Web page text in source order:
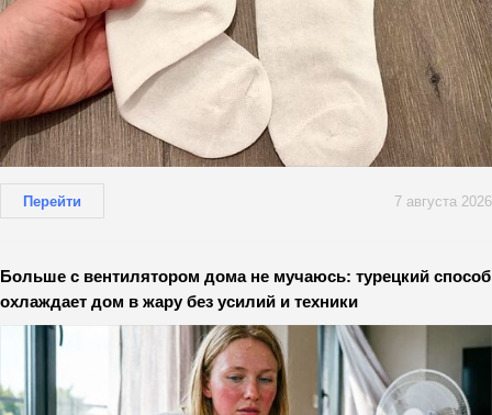
Перейти 7 августа 2026
Больше с вентилятором дома не мучаюсь: турецкий способ
охлаждает дом в жару без усилий и техники